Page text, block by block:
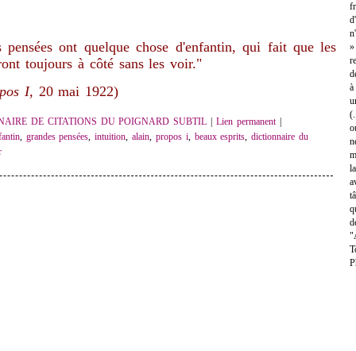
pensées ont quelque chose d'enfantin, qui fait que les
toujours à côté sans les voir."
I, 20 mai 1922)
DE CITATIONS DU POIGNARD SUBTIL Lien permanent|
, grandes pensées,intuition,alain, propos i, beaux esprits,dictionnaire du